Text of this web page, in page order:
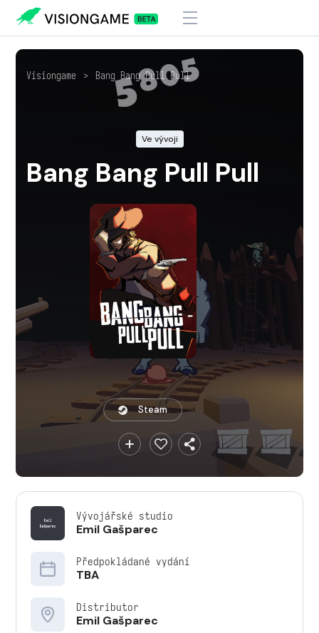
Visiongame > Bang Bang Pull Pull
Ve vývoji
Bang Bang Pull Pull
Steam
Vývojářské studio
Emil Gašparec
Předpokládané vydání
TBA
Distributor
Emil Gašparec